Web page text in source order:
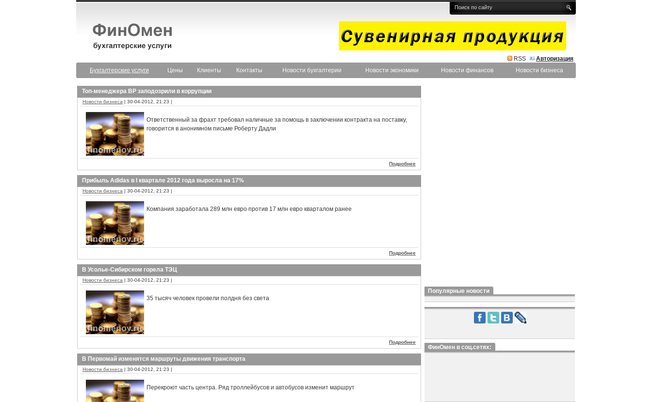
RSS
Авторизация
Бухгалтерские услуги
Цены Клиенты Контакты Новости бухгалтерии Новости экономики Новости финансов Новости бизнеса
Топ-менеджера BP заподозрили в коррупции
Новости бизнеса | 30-04-2012, 21:23 |
Ответственный за фрахт требовал наличные за помощь в заключении контракта на поставку,
говорится в анонимном письме Роберту Дадли
Подробнее
Прибыль Adidas в I квартале 2012 года выросла на 17%
Новости бизнеса | 30-04-2012, 21:23 |
Компания заработала 289 млн евро против 17 млн евро кварталом ранее
Подробнее
В Усолье-Сибирском горела ТЭЦ
Новости бизнеса | 30-04-2012, 21:23 |
35 тысяч человек провели полдня без света
Подробнее
В Первомай изменятся маршруты движения транспорта
Новости бизнеса | 30-04-2012, 21:23 |
Перекроют часть центра. Ряд троллейбусов и автобусов изменит маршрут
Популярные новости
ФинОмен в соц.сетях: